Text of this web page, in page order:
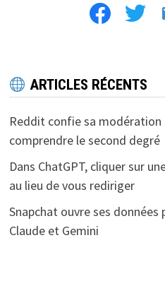
facebooktwitter
ARTICLES RÉCENTS
Reddit confie sa modération
comprendre le second degré
Dans ChatGPT, cliquer sur
au lieu de vous rediriger
Snapchat ouvre ses données
Claude et Gemini